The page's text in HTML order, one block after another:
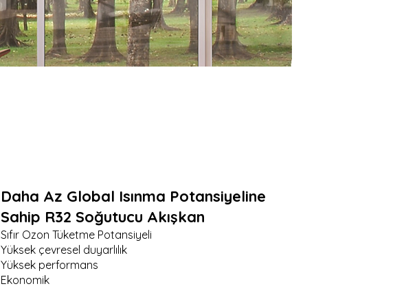
Daha Az Global Isınma Potansiyeline
Sahip R32 Soğutucu Akışkan
Sıfır Ozon Tüketme Potansiyeli
Yüksek çevresel duyarlılık
Yüksek performans
Ekonomik